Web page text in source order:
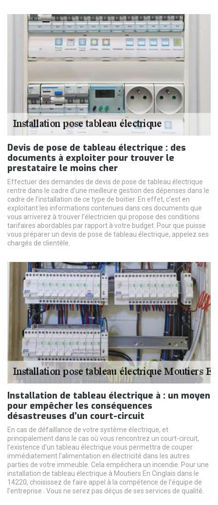
Devis de pose de tableau électrique : des
documents à exploiter pour trouver le
prestataire le moins cher
Effectuer des demandes de devis de pose de tableau électrique
rentre dans le cadre d’une meilleure gestion des dépenses dans le
cadre de l’installation de ce type de boitier. En effet, c’est en
exploitant les informations contenues dans ces documents que
vous arriverez à trouver l’électricien qui propose des conditions
tarifaires abordables par rapport à votre budget. Pour que puisse
vous préparer un devis de pose de tableau électrique, appelez ses
chargés de clientèle.
Installation de tableau électrique à : un moyen
pour empêcher les conséquences
désastreuses d’un court-circuit
En cas de défaillance de votre système électrique, et
principalement dans le cas où vous rencontrez un court-circuit,
l’existence d’un tableau électrique vous permettra de couper
immédiatement l’alimentation en électricité dans les autres
parties de votre immeuble. Cela empêchera un incendie. Pour une
installation de tableau électrique à Moutiers En Cinglais dans le
14220, choisissez de faire appel à la compétence de l’équipe de
l’entreprise . Vous ne serez pas déçus de ses services de qualité.